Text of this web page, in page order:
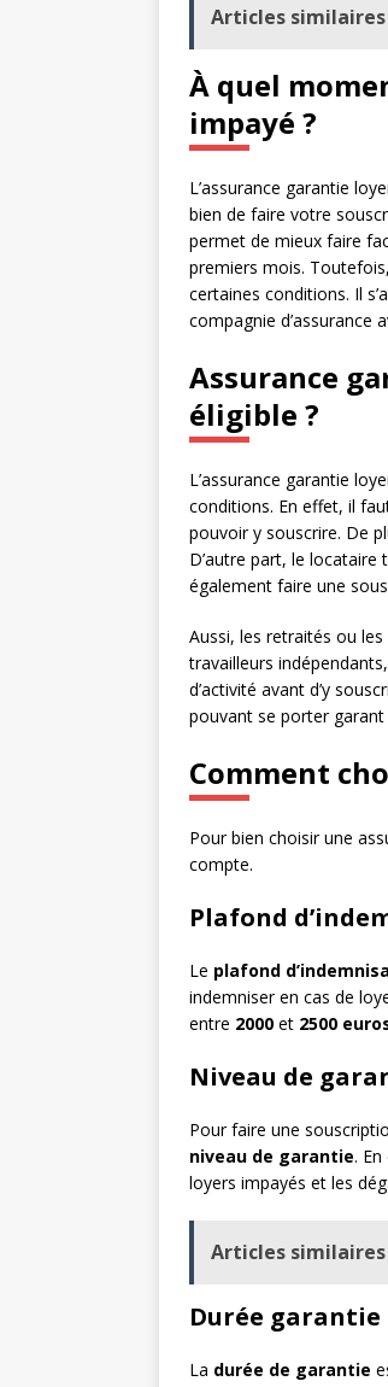
Articles similaires
À quel
impayé ?
L’assurance garantie
bien de faire votre
permet de mieux faire
premiers mois.
certaines conditions. Il
compagnie d’assurance
Assurance
éligible ?
L’assurance garantie
conditions. En effet, il
pouvoir y souscrire. De
D’autre part, le
également faire une
Aussi, les retraités ou
travailleurs
d’activité avant d’y
pouvant se porter garant
Comment
Pour bien choisir une
compte.
Plafond
Le plafond d’
indemniser en cas de
entre 2000 et 2500 e
Niveau de
Pour faire une
niveau de garantie.
loyers impayés et les
Articles similaires
Durée garantie
La durée de garantie